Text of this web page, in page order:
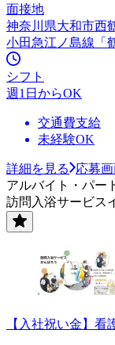
面接地
神奈川県大和市西
小田急江ノ島線「
シフト
週1日からOK
交通費支給
未経験OK
詳細を見る
応募
アルバイト・パー
訪問入浴サービス
【入社祝い金】